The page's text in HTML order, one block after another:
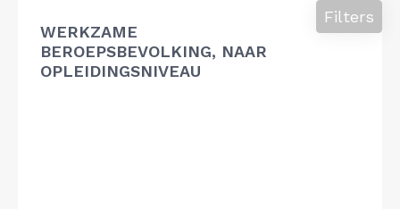
WERKZAME
BEROEPSBEVOLKING, NAAR
OPLEIDINGSNIVEAU
Filters